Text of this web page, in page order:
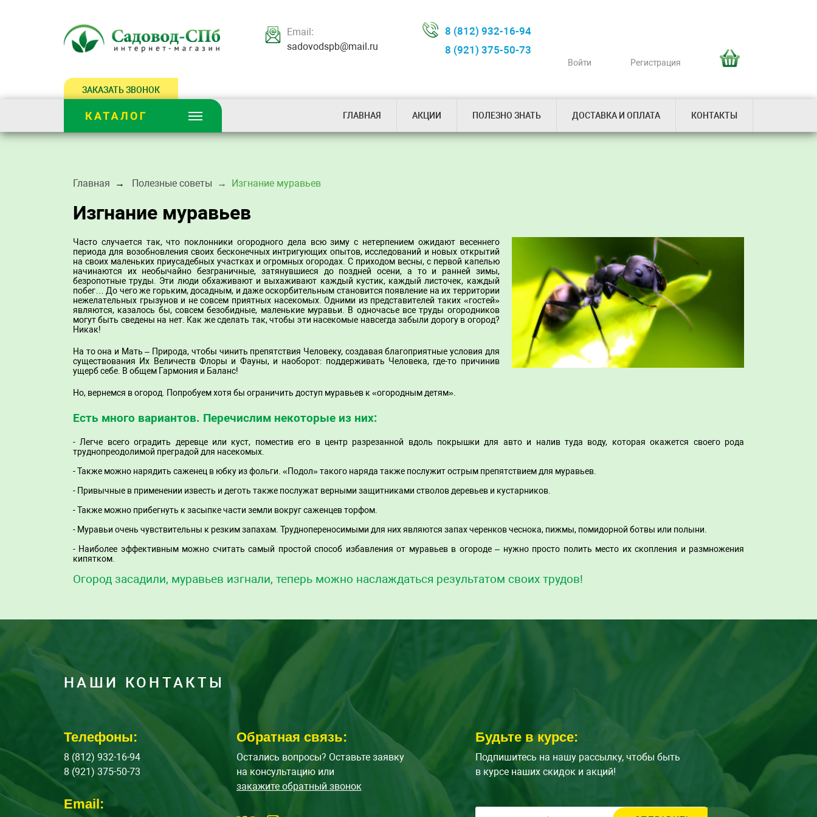
Email:
sadovodspb@mail.ru
8 (812) 932-16-94
8 (921) 375-50-73
Войти Регистрация
ЗАКАЗАТЬ ЗВОНОК
ГЛАВНАЯ АКЦИИ ПОЛЕЗНО ЗНАТЬ ДОСТАВКА И ОПЛАТА КОНТАКТЫ
Главная Полезные советы Изгнание муравьев
Изгнание муравьев
Часто случается так, что поклонники огородного дела всю зиму с нетерпением ожидают весеннего
периода для возобновления своих бесконечных интригующих опытов, исследований и новых открытий
на своих маленьких приусадебных участках и огромных огородах. С приходом весны, с первой капелью
начинаются их необычайно безграничные, затянувшиеся до поздней осени, а то и ранней зимы,
безропотные труды. Эти люди обхаживают и выхаживают каждый кустик, каждый листочек, каждый
побег… До чего же горьким, досадным, и даже оскорбительным становится появление на их территории
нежелательных грызунов и не совсем приятных насекомых. Одними из представителей таких «гостей»
являются, казалось бы, совсем безобидные, маленькие муравьи. В одночасье все труды огородников
могут быть сведены на нет. Как же сделать так, чтобы эти насекомые навсегда забыли дорогу в огород?
Никак!
На то она и Мать – Природа, чтобы чинить препятствия Человеку, создавая благоприятные условия для
существования Их Величеств Флоры и Фауны, и наоборот: поддерживать Человека, где-то причинив
ущерб себе. В общем Гармония и Баланс!
Но, вернемся в огород. Попробуем хотя бы ограничить доступ муравьев к «огородным детям».
Есть много вариантов. Перечислим некоторые из них:
- Легче всего оградить деревце или куст, поместив его в центр разрезанной вдоль покрышки для авто и налив туда воду, которая окажется своего рода
труднопреодолимой преградой для насекомых.
- Также можно нарядить саженец в юбку из фольги. «Подол» такого наряда также послужит острым препятствием для муравьев.
- Привычные в применении известь и деготь также послужат верными защитниками стволов деревьев и кустарников.
- Также можно прибегнуть к засыпке части земли вокруг саженцев торфом.
- Муравьи очень чувствительны к резким запахам. Труднопереносимыми для них являются запах черенков чеснока, пижмы, помидорной ботвы или полыни.
- Наиболее эффективным можно считать самый простой способ избавления от муравьев в огороде – нужно просто полить место их скопления и размножения
кипятком.
Огород засадили, муравьев изгнали, теперь можно наслаждаться результатом своих трудов!
НАШИ КОНТАКТЫ
Телефоны:
8 (812) 932-16-94
8 (921) 375-50-73
Email:
Обратная связь:
Остались вопросы? Оставьте заявку
на консультацию или
закажите обратный звонок
Будьте в курсе:
Подпишитесь на нашу рассылку, чтобы быть
в курсе наших скидок и акций!